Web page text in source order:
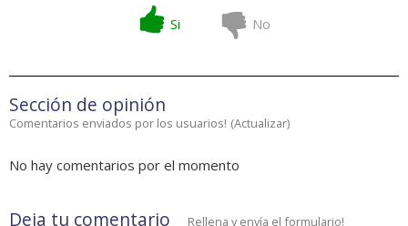
Si No
Sección de opinión
Comentarios enviados por los usuarios! (Actualizar)
No hay comentarios por el momento
Deja tu comentario Rellena y envía el formulario!